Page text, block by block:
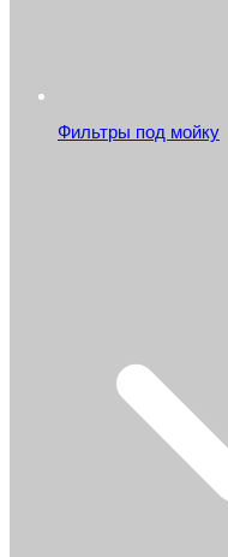
Фильтры под мойку